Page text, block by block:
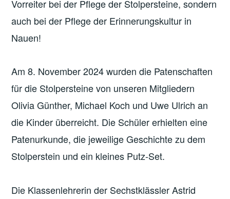
Vorreiter bei der Pflege der Stolpersteine, sondern
auch bei der Pflege der Erinnerungskultur in
Nauen!
Am 8. November 2024 wurden die Patenschaften
für die Stolpersteine von unseren Mitgliedern
Olivia Günther, Michael Koch und Uwe Ulrich an
die Kinder überreicht. Die Schüler erhielten eine
Patenurkunde, die jeweilige Geschichte zu dem
Stolperstein und ein kleines Putz-Set.
Die Klassenlehrerin der Sechstklässler Astrid